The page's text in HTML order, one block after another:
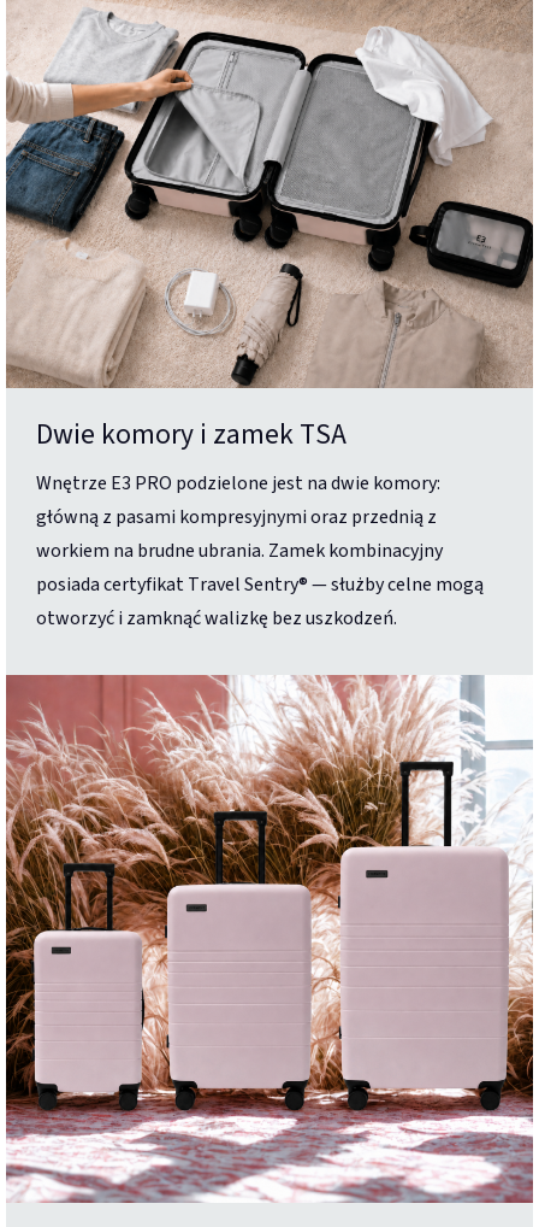
Dwie komory i zamek TSA
Wnętrze E3 PRO podzielone jest na dwie komory:
główną z pasami kompresyjnymi oraz przednią z
workiem na brudne ubrania. Zamek kombinacyjny
posiada certyfikat Travel Sentry® — służby celne mogą
otworzyć i zamknąć walizkę bez uszkodzeń.